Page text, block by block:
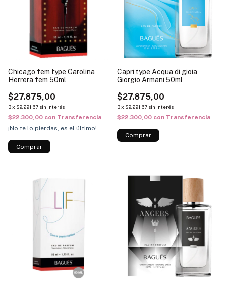
Chicago fem type Carolina
Herrera fem 50ml
$27.875,00
3x $9.291,67 sin interés
$22.300,00 con Transferencia
¡No te lo pierdas, es el último!
Capri type Acqua di gioia
Giorgio Armani 50ml
$27.875,00
3x $9.291,67 sin interés
$22.300,00 con Transferencia